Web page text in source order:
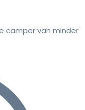
camper van minder